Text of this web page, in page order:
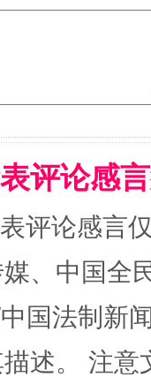
评论感
评论感言
、中国全
国法制新
述。 注